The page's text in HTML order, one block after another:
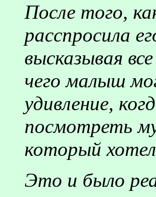
После того,
расспросила
высказывая
чего малыш
удивление,
посмотреть
который
Это и было